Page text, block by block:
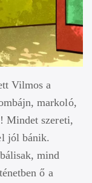
Vilmos a
markoló,
Mindet szereti,
jól bánik.
mind
ő a